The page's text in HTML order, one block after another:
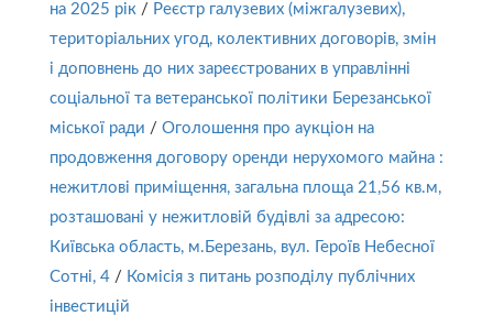
на 2025 рік / Реєстр галузевих (міжгалузевих),
територіальних угод, колективних договорів, змін
і доповнень до них зареєстрованих в управлінні
соціальної та ветеранської політики Березанської
міської ради / Оголошення про аукціон на
продовження договору оренди нерухомого майна :
нежитлові приміщення, загальна площа 21,56 кв.м,
розташовані у нежитловій будівлі за адресою:
Київська область, м.Березань, вул. Героїв Небесної
Сотні, 4 / Комісія з питань розподілу публічних
інвестицій